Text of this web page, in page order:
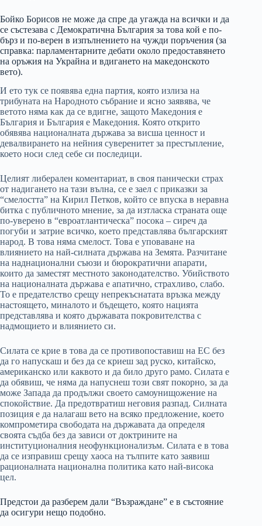
Бойко Борисов не може да спре да угажда на всички и да
се състезава с Демократична България за това кой е по-
бърз и по-верен в изпълнението на чужди поръчения (за
справка: парламентарните дебати около предоставянето
на оръжия на Украйна и вдигането на македонското
вето).
И ето тук се появява една партия, която излиза на
трибуната на Народното събрание и ясно заявява, че
ветото няма как да се вдигне, защото Македония е
България и България е Македония. Която открито
обявява националната държава за висша ценност и
девалвирането на нейния суверенитет за престъпление,
което носи след себе си последици.
Целият либерален коментариат, в своя панически страх
от надигането на тази вълна, се е заел с приказки за
“смелостта” на Кирил Петков, който се впуска в неравна
битка с публичното мнение, за да изтласка страната още
по-уверено в “евроатлантическа” посока – сиреч да
погуби и затрие всичко, което представлява българският
народ. В това няма смелост. Това е уповаване на
влиянието на най-силната държава на Земята. Разчитане
на наднационални съюзи и бюрократични апарати,
които да заместят местното законодателство. Убийството
на националната държава е апатично, страхливо, слабо.
То е предателство срещу непрекъснатата връзка между
настоящето, миналото и бъдещето, която нацията
представлява и която държавата покровителства с
надмощието и влиянието си.
Силата се крие в това да се противопоставиш на ЕС без
да го напускаш и без да се криеш зад руско, китайско,
американско или каквото и да било друго рамо. Силата е
да обявиш, че няма да напуснеш този свят покорно, за да
може Запада да продължи своето самоунищожение на
спокойствие. Да предотвратиш неговия разпад. Силната
позиция е да налагаш вето на всяко предложение, което
компрометира свободата на държавата да определя
своята съдба без да зависи от доктрините на
институционалния неофункционализъм. Силата е в това
да се изправиш срещу хаоса на тълпите като заявиш
рационалната национална политика като най-висока
цел.
Предстои да разберем дали “Възраждане” е в състояние
да осигури нещо подобно.